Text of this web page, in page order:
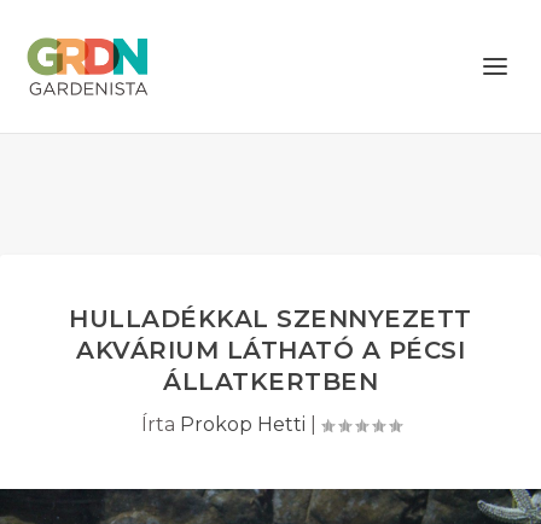
HULLADÉKKAL SZENNYEZETT
AKVÁRIUM LÁTHATÓ A PÉCSI
ÁLLATKERTBEN
Írta Prokop Hetti